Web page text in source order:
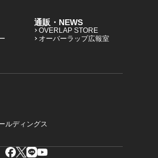
通販・NEWS
OVERLAP STORE
オーバーラップ広報室
ルディングス